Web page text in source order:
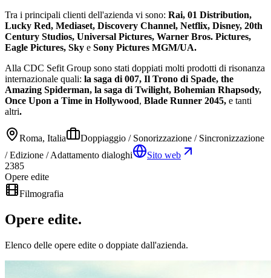
Tra i principali clienti dell'azienda vi sono: Rai, 01 Distribution,
Lucky Red, Mediaset, Discovery Channel, Netflix, Disney, 20th
Century Studios, Universal Pictures, Warner Bros. Pictures,
Eagle Pictures, Sky e Sony Pictures MGM/UA.
Alla CDC Sefit Group sono stati doppiati molti prodotti di risonanza
internazionale quali: la saga di 007, Il Trono di Spade, the
Amazing Spiderman, la saga di Twilight, Bohemian Rhapsody,
Once Upon a Time in Hollywood, Blade Runner 2045, e tanti
altri.
Roma, Italia
Doppiaggio / Sonorizzazione / Sincronizzazione
/ Edizione / Adattamento dialoghi
Sito web
2385
Opere edite
Filmografia
Opere edite.
Elenco delle opere edite o doppiate dall'azienda.